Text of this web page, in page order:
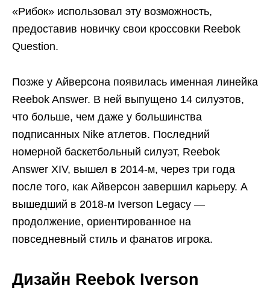
«Рибок» использовал эту возможность,
предоставив новичку свои кроссовки Reebok
Question.
Позже у Айверсона появилась именная линейка
Reebok Answer. В ней выпущено 14 силуэтов,
что больше, чем даже у большинства
подписанных Nike атлетов. Последний
номерной баскетбольный силуэт, Reebok
Answer XIV, вышел в 2014-м, через три года
после того, как Айверсон завершил карьеру. А
вышедший в 2018-м Iverson Legacy —
продолжение, ориентированное на
повседневный стиль и фанатов игрока.
Дизайн Reebok Iverson